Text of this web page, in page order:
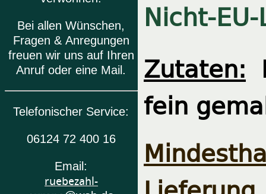
Bei allen Wünschen,
Fragen & Anregungen
freuen wir uns auf Ihren
Anruf oder eine Mail.
Telefonischer Service:
06124 72 400 16
Email:
ruebezahl-
Nicht-
Zutaten:
fein